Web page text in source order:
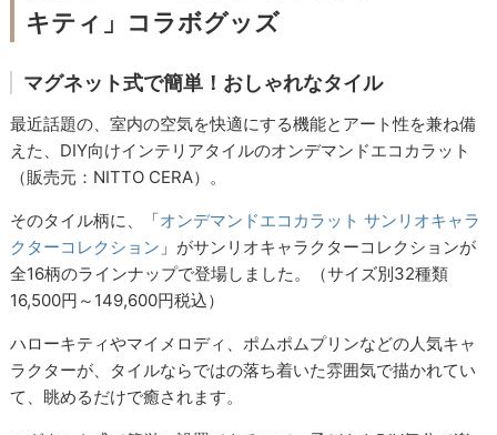
キティ」コラボグッズ
マグネット式で簡単！おしゃれなタイル
最近話題の、室内の空気を快適にする機能とアート性を兼ね備
えた、DIY向けインテリアタイルのオンデマンドエコカラット
（販売元：NITTO CERA）。
そのタイル柄に、「オンデマンドエコカラット サンリオキャラ
クターコレクション 」がサンリオキャラクターコレクションが
全16柄のラインナップで登場しました。（サイズ別32種類
16,500円～149,600円税込）
ハローキティやマイメロディ、ポムポムプリンなどの人気キャ
ラクターが、タイルならではの落ち着いた雰囲気で描かれてい
て、眺めるだけで癒されます。